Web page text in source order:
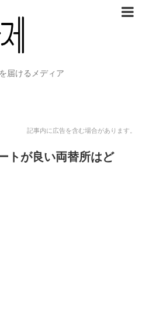
届けるメディア
記事内に広告を含む場合があります。
トが良い両替所はど